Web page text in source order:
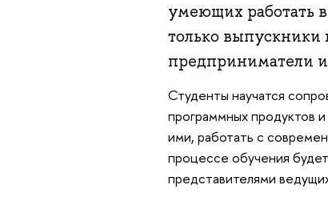
умеющих работать
только выпускники
предприниматели
Студенты научатся
программных продуктов
ими, работать с
процессе обучения
представителями